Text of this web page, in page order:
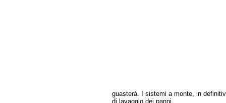
guasterà. I sistemi a monte, in
di lavaggio dei panni.